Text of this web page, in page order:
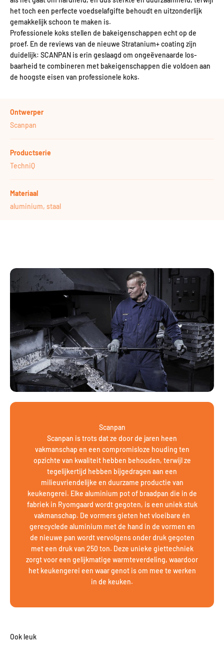
het toch een perfecte voedselafgifte behoudt en uitzonderlijk
gemakkelijk schoon te maken is.
Professionele koks stellen de bakeigenschappen echt op de
proef. En de reviews van de nieuwe Stratanium+ coating zijn
duidelijk: SCANPAN is erin geslaagd om ongeëvenaarde los-
baarheid te combineren met bakeigenschappen die voldoen aan
de hoogste eisen van professionele koks.
Ontwerper
Scanpan
Productserie
TechniQ
Materiaal
aluminium, staal
Scanpan
Scanpan is trots dat ze door de jaren heen
vakmanschap en een compromisloze houding ten
opzichte van kwaliteit hebben behouden, terwijl ze
tegelijkertijd hebben bijgedragen aan een
milieuvriendelijke en duurzame productie van
keukengerei. Elke aluminium pot of braadpan die in de
fabriek in Ryomgaard wordt gegoten, is een uniek stuk
vakmanschap. De vormers gieten het vloeibare én
gerecyclede aluminium met de hand in de vormen en
de nieuwe pan wordt vervolgens onder druk gegoten
met een druk van 250 ton. Deze unieke giettechniek
zorgt voor een gelijkmatige warmteverdeling, waardoor
het keukengerei een waar genot is om mee te werken
in de keuken.